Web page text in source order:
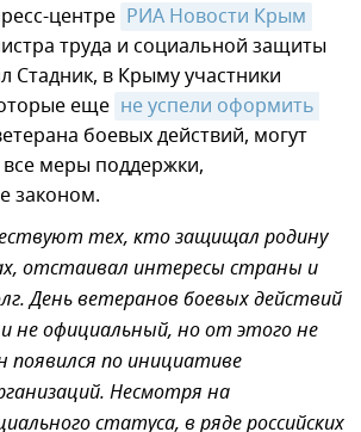
центре РИА Новости Крым
труда и социальной защиты
Стадник, в Крыму участники
еще не успели оформить
боевых действий, могут
меры поддержки,
законом.
тех, кто защищал родину
отстаивал интересы страны и
День ветеранов боевых действий
не официальный, но от этого не
по инициативе
Несмотря на
статуса, в ряде российских